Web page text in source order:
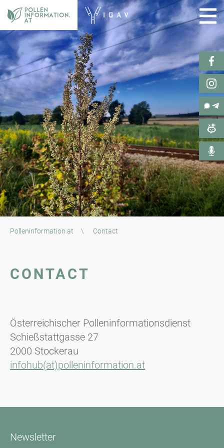
Polleninformation.at \ Contact
CONTACT
Österreichischer Polleninformationsdienst
Schießstattgasse 27
2000 Stockerau
infohub(at)polleninformation.at
Newsletter